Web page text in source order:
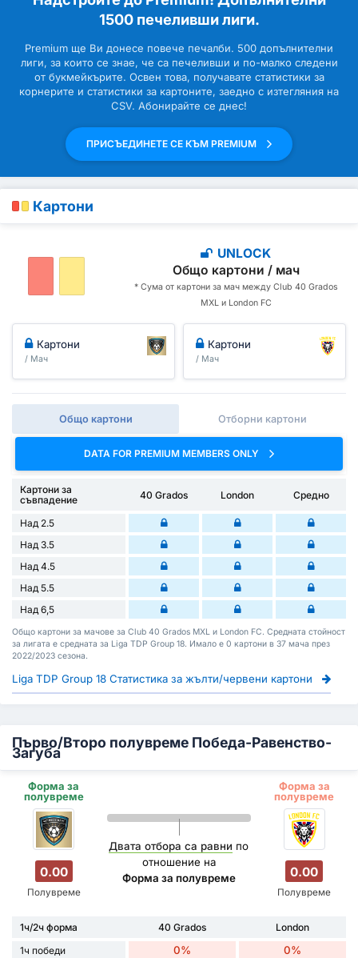
1500 печеливши лиги.
Premium ще Ви донесе повече печалби. 500 допълнителни
лиги, за които се знае, че са печеливши и по-малко следени
от букмейкърите. Освен това, получавате статистики за
корнерите и статистики за картоните, заедно с изтегляния на
CSV. Абонирайте се днес!
ПРИСЪЕДИНЕТЕ СЕ КЪМ PREMIUM
Картони
UNLOCK
Общо картони / мач
* Сума от картони за мач между Club 40 Grados
MXL и London FC
Картони
/ Мач
Картони
/ Мач
Общо картони Отборни картони
DATA FOR PREMIUM MEMBERS ONLY
Картони за
съвпадение
40 Grados London Средно
Над 2.5
Над 3.5
Над 4.5
Над 5.5
Над 6,5
Общо картони за мачове за Club 40 Grados MXL и London FC. Средната стойност
за лигата е средната за Liga TDP Group 18. Имало е 0 картони в 37 мача през
2022/2023 сезона.
Liga TDP Group 18 Статистика за жълти/червени картони
Първо/Второ полувреме Победа-Равенство-
Загуба
Форма за
полувреме
Форма за
полувреме
0.00
Полувреме
Двата отбора са равни по
отношение на
Форма за полувреме
0.00
Полувреме
1ч/2ч форма 40 Grados
London
1ч победи
0% 0%